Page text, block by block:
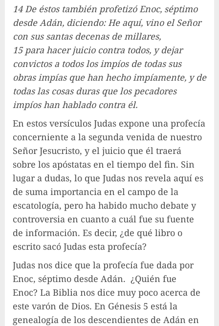
14 De éstos también profetizó Enoc, séptimo
desde Adán, diciendo: He aquí, vino el Señor
con sus santas decenas de millares,
15 para hacer juicio contra todos, y dejar
convictos a todos los impíos de todas sus
obras impías que han hecho impíamente, y de
todas las cosas duras que los pecadores
impíos han hablado contra él.
En estos versículos Judas expone una profecía
concerniente a la segunda venida de nuestro
Señor Jesucristo, y el juicio que él traerá
sobre los apóstatas en el tiempo del fin. Sin
lugar a dudas, lo que Judas nos revela aquí es
de suma importancia en el campo de la
escatología, pero ha habido mucho debate y
controversia en cuanto a cuál fue su fuente
de información. Es decir, ¿de qué libro o
escrito sacó Judas esta profecía?
Judas nos dice que la profecía fue dada por
Enoc, séptimo desde Adán. ¿Quién fue
Enoc? La Biblia nos dice muy poco acerca de
este varón de Dios. En Génesis 5 está la
genealogía de los descendientes de Adán en